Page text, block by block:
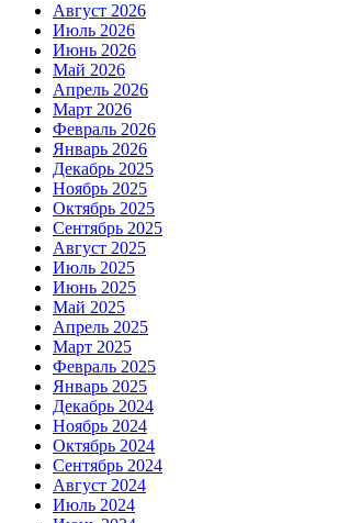
Август 2026
Июль 2026
Июнь 2026
Май 2026
Апрель 2026
Март 2026
Февраль 2026
Январь 2026
Декабрь 2025
Ноябрь 2025
Октябрь 2025
Сентябрь 2025
Август 2025
Июль 2025
Июнь 2025
Май 2025
Апрель 2025
Март 2025
Февраль 2025
Январь 2025
Декабрь 2024
Ноябрь 2024
Октябрь 2024
Сентябрь 2024
Август 2024
Июль 2024